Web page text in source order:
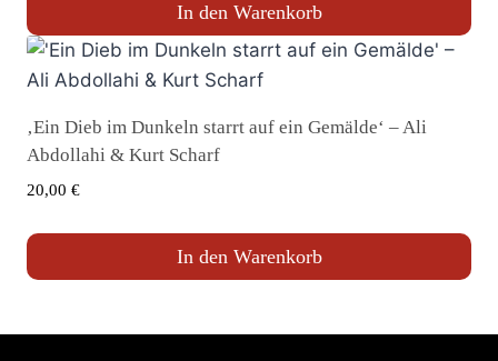
In den Warenkorb
‚Ein Dieb im Dunkeln starrt auf ein Gemälde‘ – Ali
Abdollahi & Kurt Scharf
20,00 €
In den Warenkorb